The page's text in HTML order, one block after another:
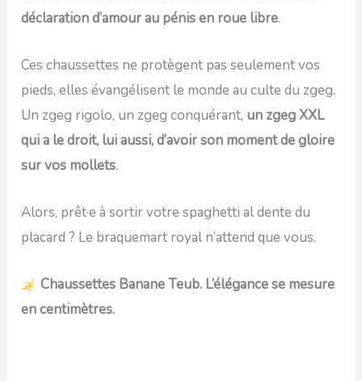
déclaration d’amour au pénis en roue libre.
Ces chaussettes ne protègent pas seulement vos
pieds, elles évangélisent le monde au culte du zgeg.
Un zgeg rigolo, un zgeg conquérant, un zgeg XXL
qui a le droit, lui aussi, d’avoir son moment de gloire
sur vos mollets.
Alors, prêt·e à sortir votre spaghetti al dente du
placard ? Le braquemart royal n’attend que vous.
Chaussettes Banane Teub. L’élégance se mesure
en centimètres.